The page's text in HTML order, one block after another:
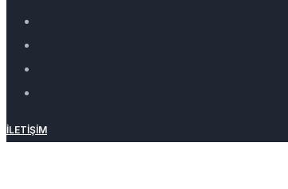
İLETIŞIM